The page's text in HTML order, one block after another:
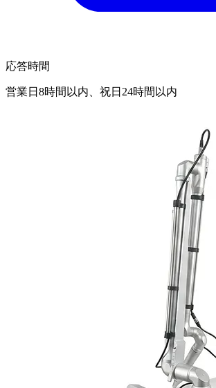
応答時間
営業日8時間以内、祝日24時間以内